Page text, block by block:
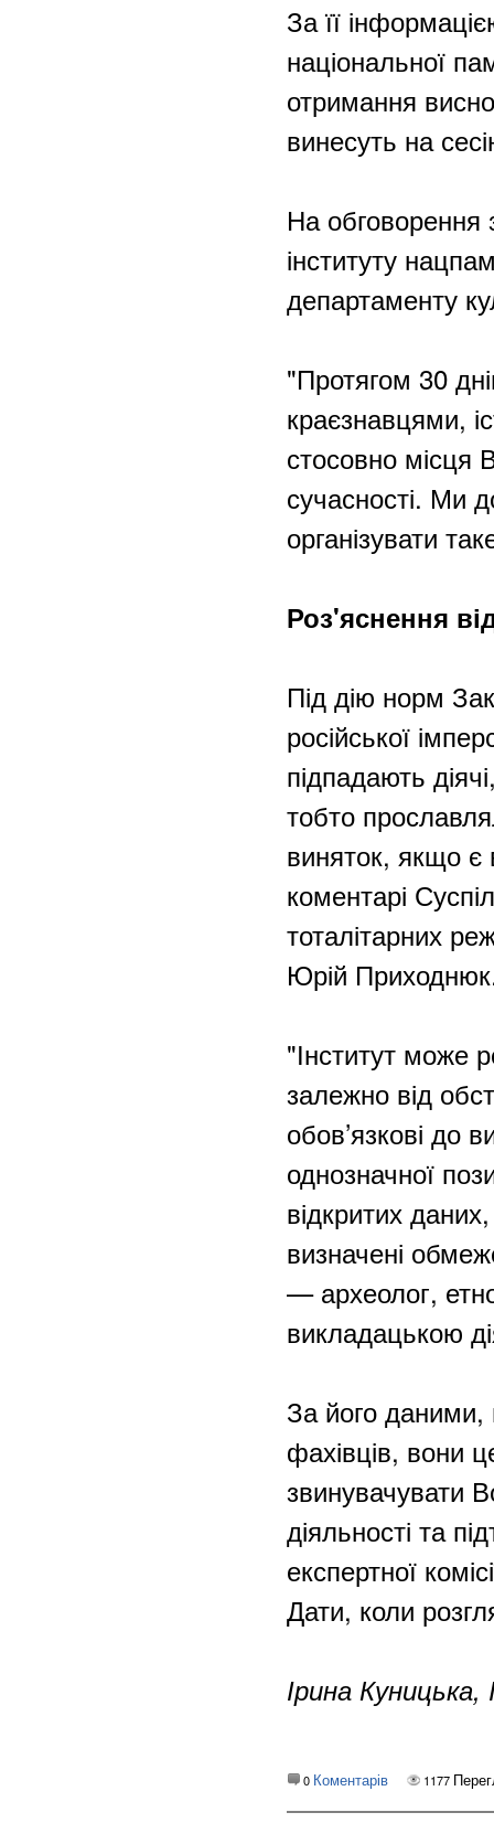
За її
національної
отримання
винесуть на
На обговорення
інституту
департаменту
"Протягом 30
краєзнавцями,
стосовно місця
сучасності. Ми
організувати
Роз'яснення
Під дію норм
російської
підпадають
тобто
виняток, якщо є
коментарі
тоталітарних
Юрій
"Інститут може
залежно від
обов’язкові до
однозначної
відкритих
визначені
— археолог,
викладацькою
За його даними,
фахівців, вони
звинувачувати
діяльності та
експертної
Дати, коли
Ірина
0 Коментарів 1177